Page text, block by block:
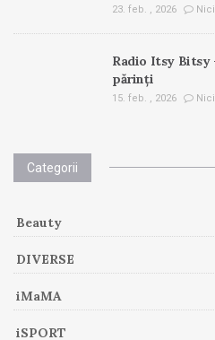
23. feb. , 2026
Radio Itsy Bitsy
părinți
15. feb. , 2026
Categorii
Beauty
DIVERSE
iMaMA
iSPORT